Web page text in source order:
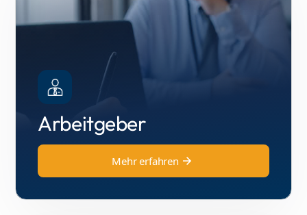
Arbeitgeber
Mehr erfahren